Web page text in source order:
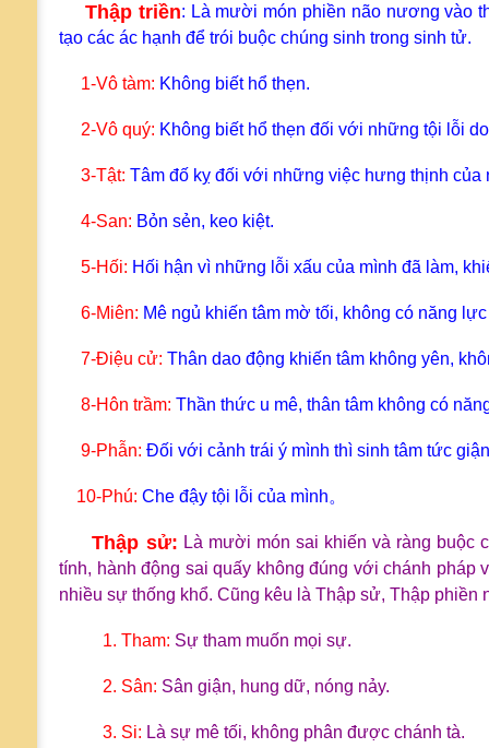
Thập triền: Là mười món phiền não nương vào
tạo các ác hạnh để trói buộc chúng sinh trong sinh tử.
1-Vô tàm: Không biết hổ thẹn.
2-Vô quý: Không biết hổ thẹn đối với những tội lỗi
3-Tật: Tâm đố kỵ đối với những việc hưng thịnh của
4-San: Bỏn sẻn, keo kiệt.
5-Hối: Hối hận vì những lỗi xấu của mình đã làm,
6-Miên: Mê ngủ khiến tâm mờ tối, không có năng
7-Điệu cử: Thân dao động khiến tâm không yên,
8-Hôn trầm: Thần thức u mê, thân tâm không có
9-Phẫn: Đối với cảnh trái ý mình thì sinh tâm tức
10-Phú: Che đậy tội lỗi của mình。
Thập sử: Là mười món sai khiến và ràng buộc
tính, hành động sai quấy không đúng với chánh pháp
nhiều sự thống khổ. Cũng kêu là Thập sử, Thập phiền
1. Tham: Sự tham muốn mọi sự.
2. Sân: Sân giận, hung dữ, nóng nảy.
3. Si: Là sự mê tối, không phân được chánh tà.